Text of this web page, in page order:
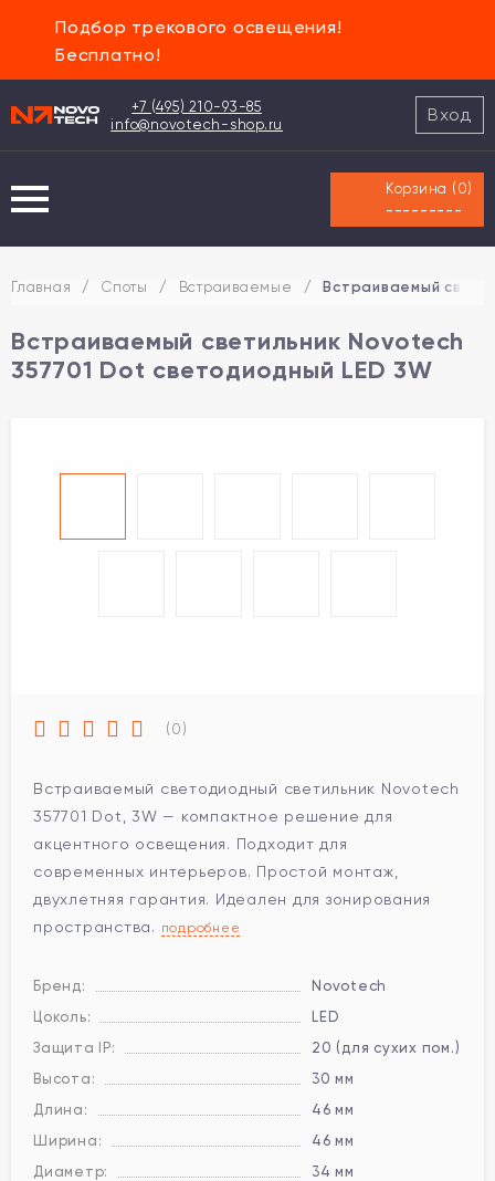
Подбор трекового освещения!
Бесплатно!
+7 (495) 210-93-85
info@novotech-shop.ru
Вход
Корзина ( 0)
---------
Главная / Споты / Встраиваемые / Встраиваемый
Встраиваемый светильник Novotech
357701 Dot светодиодный LED 3W
(0)
Встраиваемый светодиодный светильник Novotech
357701 Dot, 3W — компактное решение для
акцентного освещения. Подходит для
современных интерьеров. Простой монтаж,
двухлетняя гарантия. Идеален для зонирования
пространства. подробнее
Бренд:
Novotech
Цоколь:
LED
Защита IP:
20 (для сухих пом.)
Высота:
30 мм
Длина:
46 мм
Ширина:
46 мм
Диаметр:
34 мм